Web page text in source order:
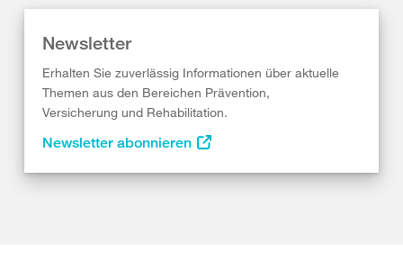
Newsletter
Erhalten Sie zuverlässig Informationen über aktuelle
Themen aus den Bereichen Prävention,
Versicherung und Rehabilitation.
Newsletter abonnieren